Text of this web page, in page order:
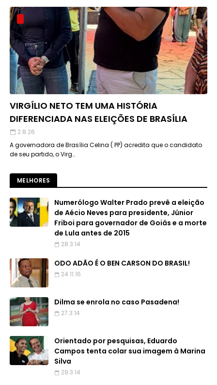
VIRGÍLIO NETO TEM UMA HISTÓRIA
DIFERENCIADA NAS ELEIÇÕES DE BRASÍLIA
2.8.26
A governadora de Brasília Celina ( PP) acredita que o candidato
de seu partido, o Virg…
MELHORES
Numerólogo Walter Prado prevê a eleição
de Aécio Neves para presidente, Júnior
Friboi para governador de Goiás e a morte
de Lula antes de 2015
28.3.14
ODO ADÃO É O BEN CARSON DO BRASIL!
24.11.16
Dilma se enrola no caso Pasadena!
27.3.14
Orientado por pesquisas, Eduardo
Campos tenta colar sua imagem à Marina
Silva
29.3.14